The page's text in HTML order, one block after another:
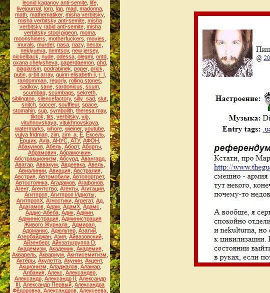
leonid kaganov anti-semite, life,
livejournal, lorp, lqp, mad, madonna,
math mathematiker, misha verbitsky,
misha verbitsky anti-semite misha
verbitsky rabid anti-semite, misha
verbitsky stool pigeon, moma,
moonshiners motherfuckers movies
murals murder, nasa, nazy, necax
neklyueva nemtsov, new jersey,
nickelback nude, odessa, olegmi, ontd,
oxana chelysheva, paperdaemon, phd,
plagiarism, podrabinek poper, prick
putin q-bit array, quinn elisabeth ii r_l
randomman regoriy, rolling stones
sadkov, sane, sardonicus scum,
scumbag scumbags sekreth
siblington silencefactory, silly_sad slut
snitch soccer, souffleur, space
stomahin, sup, symbolith, theresa may,
tiktok tits verbitsky, vip,
vituhnovskaya, vitukhnovskaya,
watermarks whore, wieiner, youtube,
yulya fridman, zim, zim_a, Ё, Ёксель,
Ёршик Аvla АНУС АТУ, АФОН
Абакумов, Абель, Аборт, Аборты,
Абрамович Абрамочкин
Абстракционизм Абсурд, Авангард,
Аватар Аввакум Авдеевка Авель
Авиалинии, Авиация, Австралия,
Австрия Автомобили Автопортрет,
Автостоянка Агадамов Агафонов
Агент, Агентство, Агенты, Агитация,
Агитпроп, Агитпроп Идиоты,
АгитпропХ, Агностики, Агрегат, Ад,
Адагамов Адам АдамХ Адамс
Аддис-Абеба Адик Админ
Администрация Администрация
Живого Журнала.
Адмирал
Адоманис Адюльтер Азатий
Азербайджан, Азия, Айвазовский,
Айзенберг, Айнзатцгруппа D
Академизм Академик, Академия,
Акварель Аквариум Акнтисемитизм
Актёры Акулетта Акунин Акцент,
Акционизм Аладжалов, Аламар,
Албания Алекс Александер
Александр, Александр II Александр
III Александр Первый Александра
Фёдоровна, Александров, Алексеева,